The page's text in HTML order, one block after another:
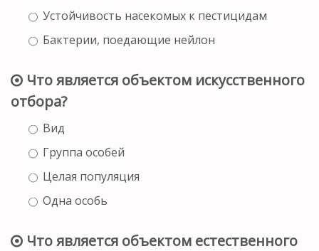
Устойчивость насекомых к пестицидам
Бактерии, поедающие нейлон
Что является объектом искусственного
отбора?
Вид
Группа особей
Целая популяция
Одна особь
Что является объектом естественного